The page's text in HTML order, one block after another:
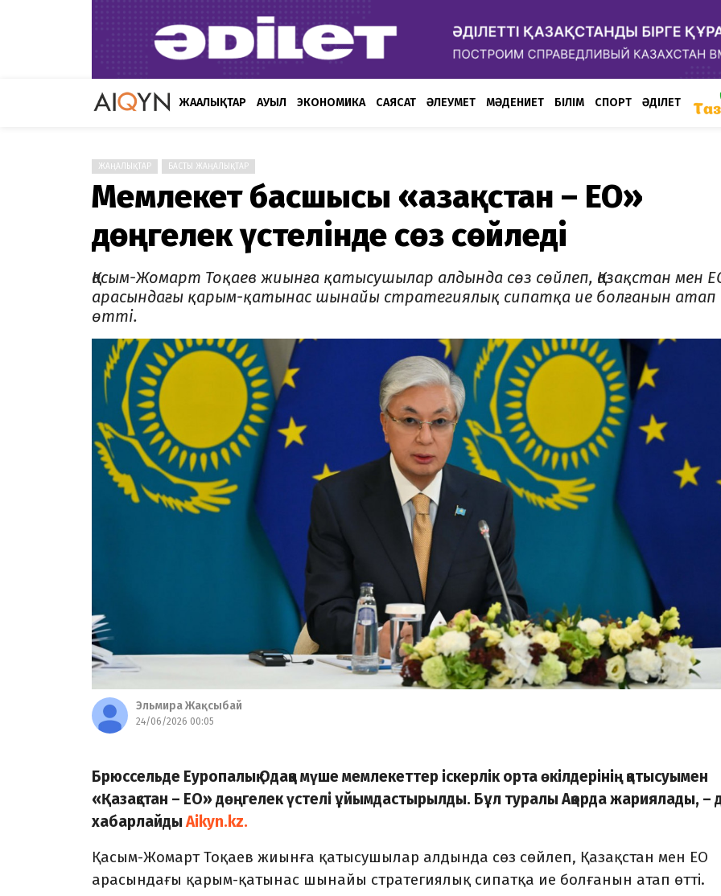
ЖАҢАЛЫҚТАР АУЫЛ ЭКОНОМИКА САЯСАТ ӘЛЕУМЕТ МӘДЕНИЕТ БІЛІМ СПОРТ ӘДІЛЕТ
ЖАҢАЛЫҚТАР БАСТЫ ЖАҢАЛЫҚТАР
Мемлекет басшысы «Қазақстан – ЕО»
дөңгелек үстелінде сөз сөйледі
Қасым-Жомарт Тоқаев жиынға қатысушылар алдында сөз сөйлеп, Қазақстан мен
арасындағы қарым-қатынас шынайы стратегиялық сипатқа ие болғанын атап
өтті.
Эльмира Жақсыбай
24/06/2026 00:05
Брюссельде Еуропалық Одаққа мүше мемлекеттер іскерлік орта өкілдерінің қатысуымен
«Қазақстан – ЕО» дөңгелек үстелі ұйымдастырылды. Бұл туралы Ақорда жариялады, –
хабарлайдыAikyn.kz.
Қасым-Жомарт Тоқаев жиынға қатысушылар алдында сөз сөйлеп, Қазақстан мен ЕО
арасындағы қарым-қатынас шынайы стратегиялық сипатқа ие болғанын атап өтті.